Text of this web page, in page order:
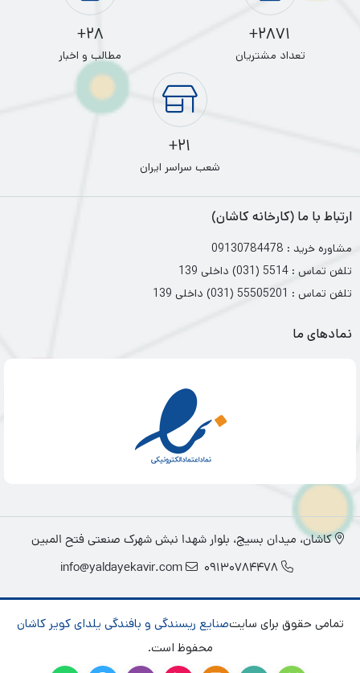
2871+
تعداد مشتریان
28+
مطالب و اخبار
21+
شعب سراسر ایران
ارتباط با ما (کارخانه کاشان)
مشاوره خرید : 09130784478
تلفن تماس : 5514 (031) داخلی 139
تلفن تماس : 55505201 (031) داخلی 139
نمادهای ما
کاشان، میدان بسیج، بلوار شهدا نبش شهرک صنعتی فتح المبین
09130784478
info@yaldayekavir.com
تمامی حقوق برای سایتصنایع ریسندگی و بافندگی یلدای کویر کاشان
محفوظ است.